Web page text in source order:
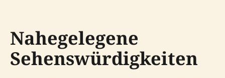
Nahegelegene
Sehenswürdigkeiten